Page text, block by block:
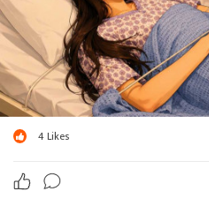
4Likes